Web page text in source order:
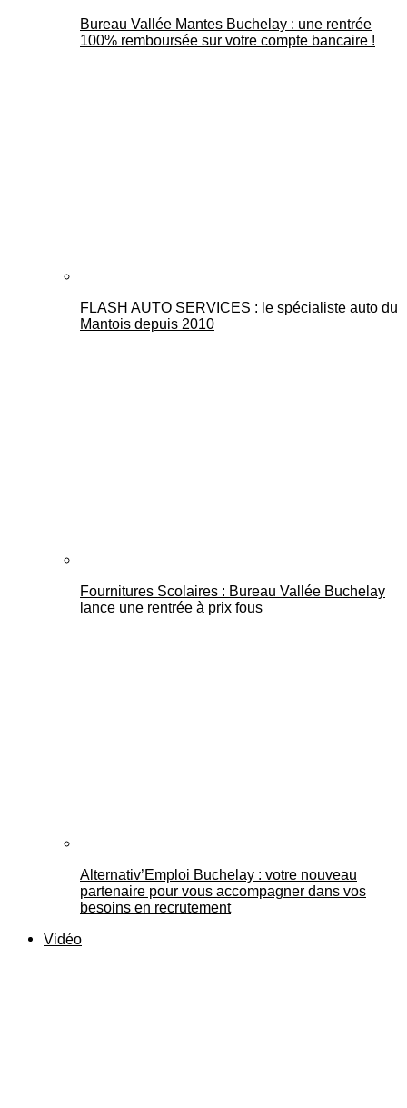
Bureau Vallée Mantes Buchelay : une rentrée
100% remboursée sur votre compte bancaire !
FLASH AUTO SERVICES : le spécialiste auto du
Mantois depuis 2010
Fournitures Scolaires : Bureau Vallée Buchelay
lance une rentrée à prix fous
Alternativ’Emploi Buchelay : votre nouveau
partenaire pour vous accompagner dans vos
besoins en recrutement
Vidéo